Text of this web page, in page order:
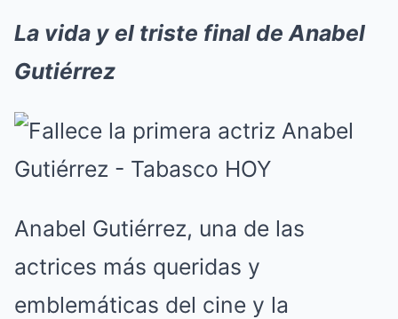
La vida y el triste final de Anabel
Gutiérrez
Anabel Gutiérrez, una de las
actrices más queridas y
emblemáticas del cine y la